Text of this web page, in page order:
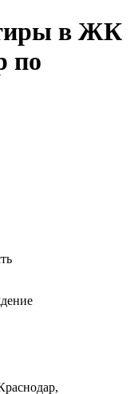
в ЖК
по